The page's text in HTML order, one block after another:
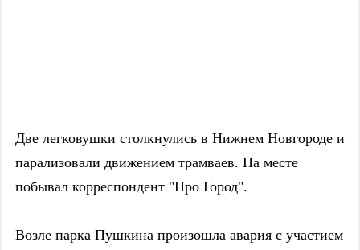
Две легковушки столкнулись в Нижнем Новгороде и
парализовали движением трамваев. На месте
побывал корреспондент "Про Город".
Возле парка Пушкина произошла авария с участием